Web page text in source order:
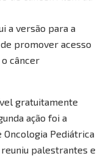
a versão para a
promover acesso
câncer
gratuitamente
ação foi a
Oncologia Pediátrica
palestrantes e